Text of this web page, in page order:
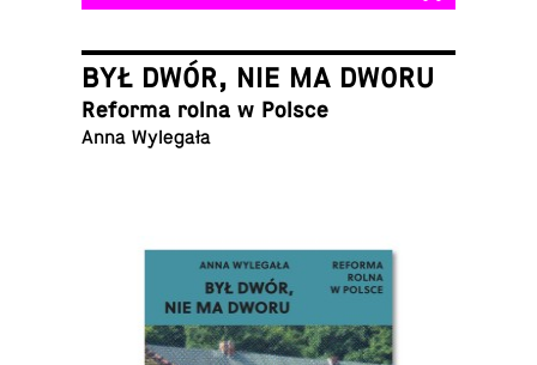
BYŁ DWÓR, NIE MA DWORU
Reforma rolna w Polsce
Anna Wylegała